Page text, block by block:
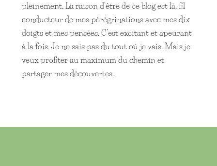
pleinement. La raison d’être de ce blog est là, fil
conducteur de mes pérégrinations avec mes dix
doigts et mes pensées. C’est excitant et apeurant
à la fois. Je ne sais pas du tout où je vais. Mais je
veux profiter au maximum du chemin et
partager mes découvertes…